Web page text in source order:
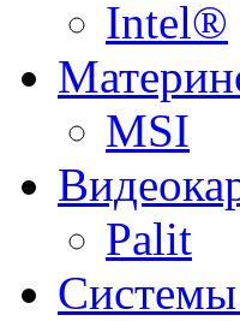
Intel®
MSI
Palit